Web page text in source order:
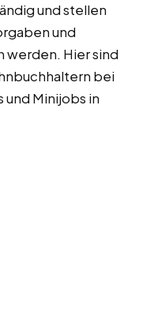
und stellen
und
werden. Hier sind
bei
Minijobs in